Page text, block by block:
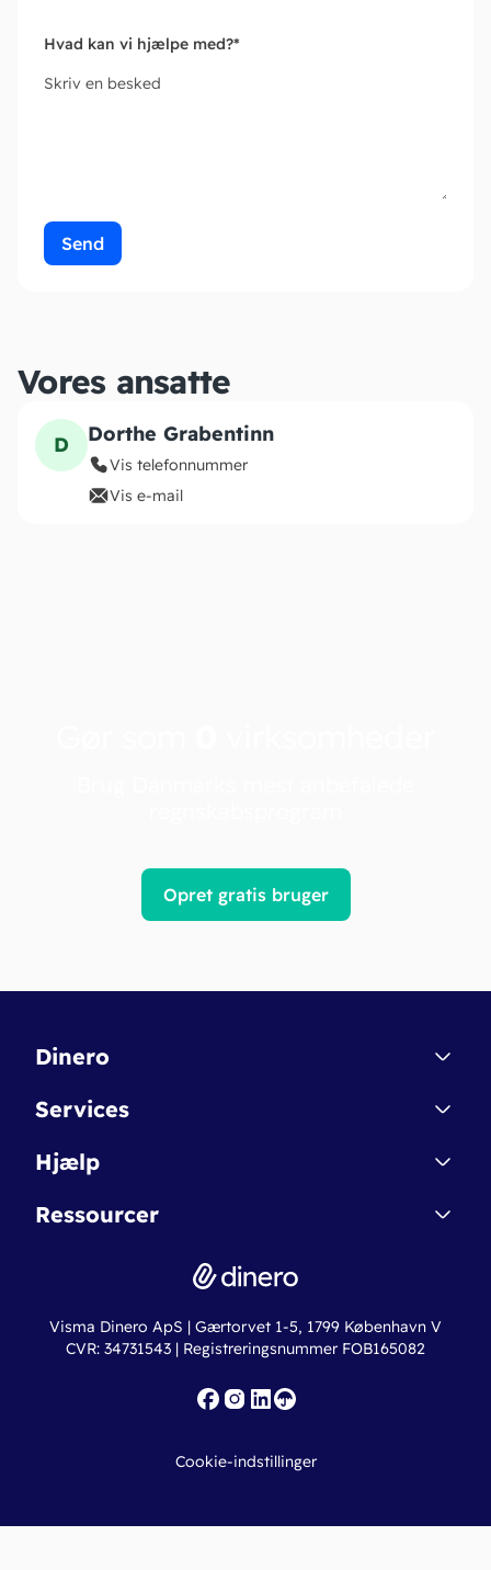
Hvad kan vi hjælpe med?*
Skriv en besked
Send
Vores ansatte
D Dorthe Grabentinn
Vis telefonnummer
Vis e-mail
Opret gratis bruger
Dinero
Kontakt
Betingelser & Sikkerhed
Nye funktioner
Services
Dinero Starter
Dinero Pro
Erhvervslån
Fakturaskabeloner
Hjælp
Regnskabsordbogen
Online regnskabskurser
Ressourcer
Ny virksomhed
Iværksætterlegat
Visma Dinero ApS | Gærtorvet 1-5, 1799 København V
CVR: 34731543 | Registreringsnummer FOB165082
Cookie-indstillinger